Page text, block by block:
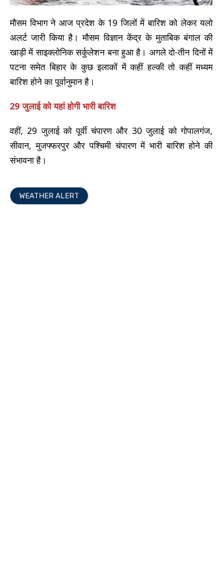
मौसम विभाग ने आज प्रदेश के 19 जिलों में बारिश को लेकर यलो
अलर्ट जारी किया है। मौसम विज्ञान केंद्र के मुताबिक बंगाल की
खाड़ी में साइक्लोनिक सर्कुलेशन बना हुआ है। अगले दो-तीन दिनों में
पटना समेत बिहार के कुछ इलाकों में कहीं हल्की तो कहीं मध्यम
बारिश होने का पूर्वानुमान है।
29 जुलाई को यहां होगी भारी बारिश
वहीं, 29 जुलाई को पूर्वी चंपारण और 30 जुलाई को गोपालगंज,
सीवान, मुजफ्फरपुर और पश्चिमी चंपारण में भारी बारिश होने की
संभावना है।
WEATHER ALERT